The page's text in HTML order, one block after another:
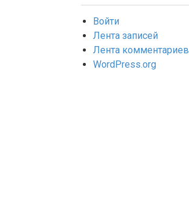
Войти
Лента записей
Лента комментариев
WordPress.org